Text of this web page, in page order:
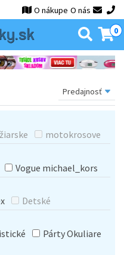
O nákupe O nás
0
motokrosove
Vogue michael_kors
Detské
Párty Okuliare